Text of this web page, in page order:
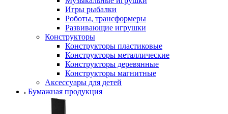
Игры рыбалки
Роботы, трансформеры
Развивающие игрушки
Конструкторы
Конструкторы пластиковые
Конструкторы металлические
Конструкторы деревянные
Конструкторы магнитные
Аксессуары для детей
Бумажная продукция